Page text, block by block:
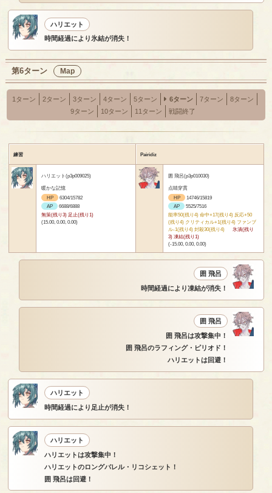
ハリエット
時間経過により氷結が消失！
第6ターン Map
1ターン 2ターン 3ターン 4ターン 5ターン 6ターン 7ターン
8ターン
9ターン
10ターン 11ターン 戦闘終了
練習 Pairidiz
ハリエット(p3p009025)
暖かな記憶
HP
6304/15782
AP
6688/6888
無策(残り3) 足止(残り1)
(15.00, 0.00, 0.00)
囲 飛呂(p3p010030)
点睛穿貫
HP
14746/15819
AP
5525/7516
能率50(残り4) 命中+17(残り4) 反応+50
(残り4) クリティカル+1(残り4) ファンブ
ル-1(残り4) 封殺30(残り4)
氷漬(残り
3) 凍結(残り1)
(-15.00, 0.00, 0.00)
囲 飛呂
時間経過により凍結が消失！
囲 飛呂
囲 飛呂は攻撃集中！
囲 飛呂のラフィング・ピリオド！
ハリエットは回避！
ハリエット
時間経過により足止が消失！
ハリエット
ハリエットは攻撃集中！
ハリエットのロングバレル・リコシェット！
囲 飛呂は回避！